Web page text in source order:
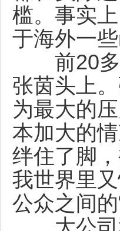
槛。事实
于海外一些
前20多
张茵头上
为最大的
本加大的
绊住了脚
我世界里
公众之间的